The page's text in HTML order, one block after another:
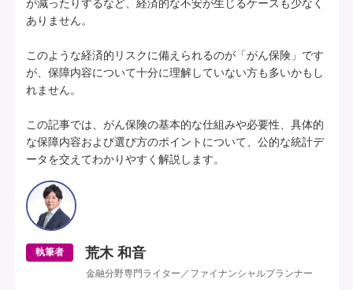
一時給付金をそれぞれお支払いします（そ
各特定疾病それぞれ、初回のお支払金額を
上乗せしてお支払いすることができます。
【特定３疾病Bプラン(25)】特定３疾病保障型(Ⅰ型) | 基本給付金額：50万円 |
初回上乗せ基本給付金額：0円 | 特定３疾病保険料払込免除特約(25)(Ⅰ型) ：付
加 | 保険期間：終身 | 保険料払込期間：終身 | 募集文書番号：HP-M353-772-
26019317(2025.12.16)
無料で相談予約
が減ったりするなど、経済的な不安が生じるケースも少なく
ありません。
このような経済的リスクに備えられるのが「がん保険」です
が、保障内容について十分に理解していない方も多いかもし
れません。
この記事では、がん保険の基本的な仕組みや必要性、具体的
な保障内容および選び方のポイントについて、公的な統計デ
ータを交えてわかりやすく解説します。
執筆者 荒木 和音
金融分野専門ライター／ファイナンシャルプランナー